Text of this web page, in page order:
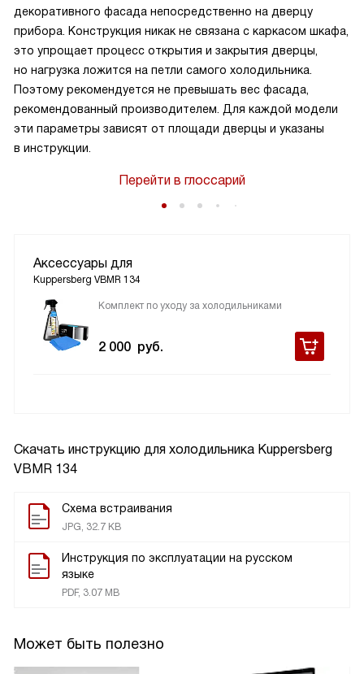
Скачать инструкцию для холодильника Kuppersberg
VBMR 134
Схема встраивания
JPG, 32.7 KB
Инструкция по эксплуатации на русском
языке
PDF, 3.07 MB
Может быть полезно
декоративного фасада непосредственно на дверцу
прибора. Конструкция никак не связана с каркасом шкафа,
это упрощает процесс открытия и закрытия дверцы,
но нагрузка ложится на петли самого холодильника.
Поэтому рекомендуется не превышать вес фасада,
рекомендованный производителем. Для каждой модели
эти параметры зависят от площади дверцы и указаны
в инструкции.
Перейти в глоссарий
Аксессуары для
Kuppersberg VBMR 134
Комплект по уходу за холодильниками
2 000 руб.